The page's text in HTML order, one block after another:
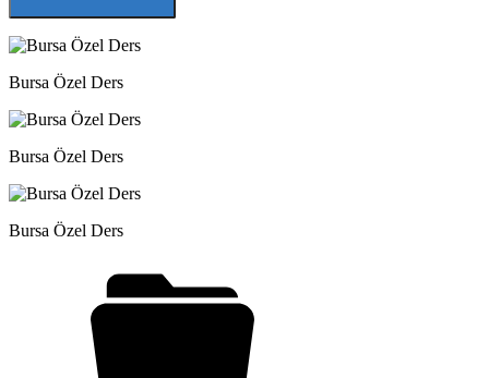
Bursa Özel Ders
Bursa Özel Ders
Bursa Özel Ders